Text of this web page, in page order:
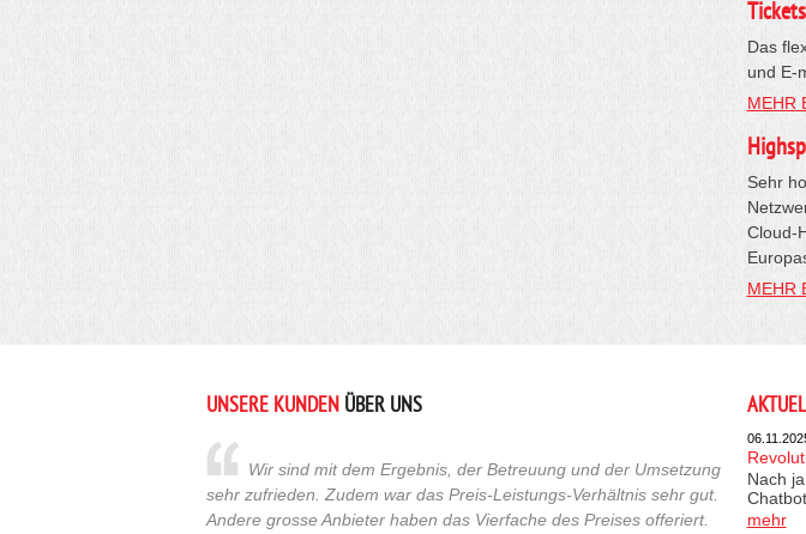
Das
und E-
MEHR
Sehr
Cloud-
MEHR
UNSERE KUNDENÜBER UNS
Wir sind mit dem Ergebnis, der Betreuung und der Umsetzung
sehr zufrieden. Zudem war das Preis-Leistungs-Verhältnis sehr gut.
Andere grosse Anbieter haben das Vierfache des Preises offeriert.
Nach
mehr